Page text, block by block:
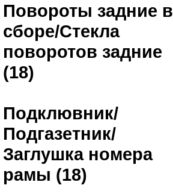
Повороты задние в
сборе/Стекла
поворотов задние
(18)
Подклювник/
Подгазетник/
Заглушка номера
рамы (18)